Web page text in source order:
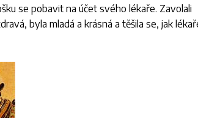
se pobavit na účet svého lékaře. Zavolali
byla mladá a krásná a těšila se, jak